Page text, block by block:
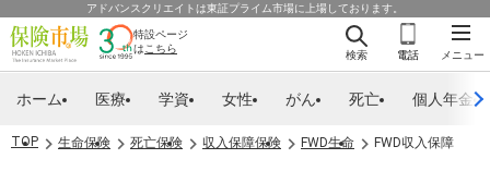
アドバンスクリエイトは東証プライム市場に上場しております。
メニュー
検索
特設ページ
は こちら
電話
ホーム 医療 学資 女性 がん 死亡 個人年金
TOP 生命保険 死亡保険 収入保障保険 FWD生命 FWD収入保障